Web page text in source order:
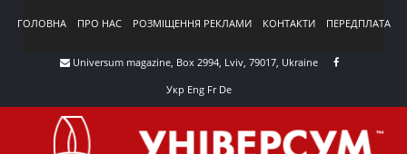
ГОЛОВНА ПРО НАС РОЗМІЩЕННЯ РЕКЛАМИ КОНТАКТИ ПЕРЕДПЛАТА
Universum magazine, Box 2994, Lviv, 79017, Ukraine
Укр Eng Fr De